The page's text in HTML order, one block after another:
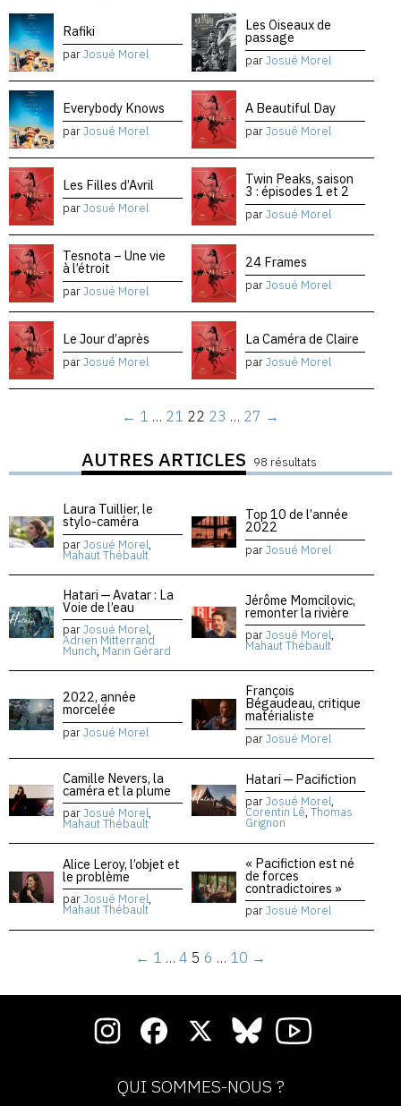
Rafiki
parJosué Morel
Les Oiseaux de
passage
parJosué Morel
Everybody Knows
parJosué Morel
A Beautiful Day
parJosué Morel
Les Filles d’Avril
parJosué Morel
Twin Peaks, saison
3 : épisodes 1 et 2
parJosué Morel
Tesnota – Une vie
à l’étroit
parJosué Morel
24 Frames
parJosué Morel
Le Jour d’après
parJosué Morel
La Caméra de Claire
parJosué Morel
← 1 … 21 22 23 … 27 →
AUTRES ARTICLES 98 résultats
Laura Tuillier, le
stylo-caméra
parJosué Morel,
Mahaut Thébault
Top 10 de l’année
2022
parJosué Morel
Hatari — Avatar : La
Voie de l’eau
parJosué Morel,
Adrien Mitterrand
Munch, Marin Gérard
Jérôme Momcilovic,
remonter la rivière
parJosué Morel,
Mahaut Thébault
2022, année
morcelée
parJosué Morel
François
Bégaudeau, critique
matérialiste
parJosué Morel
Camille Nevers, la
caméra et la plume
parJosué Morel,
Mahaut Thébault
Hatari — Pacifiction
parJosué Morel,
Corentin Lê, Thomas
Grignon
Alice Leroy, l’objet et
le problème
parJosué Morel,
Mahaut Thébault
« Pacifiction est né
de forces
contradictoires »
parJosué Morel
← 1 … 4 5 6 … 10 →
QUI SOMMES-NOUS ?